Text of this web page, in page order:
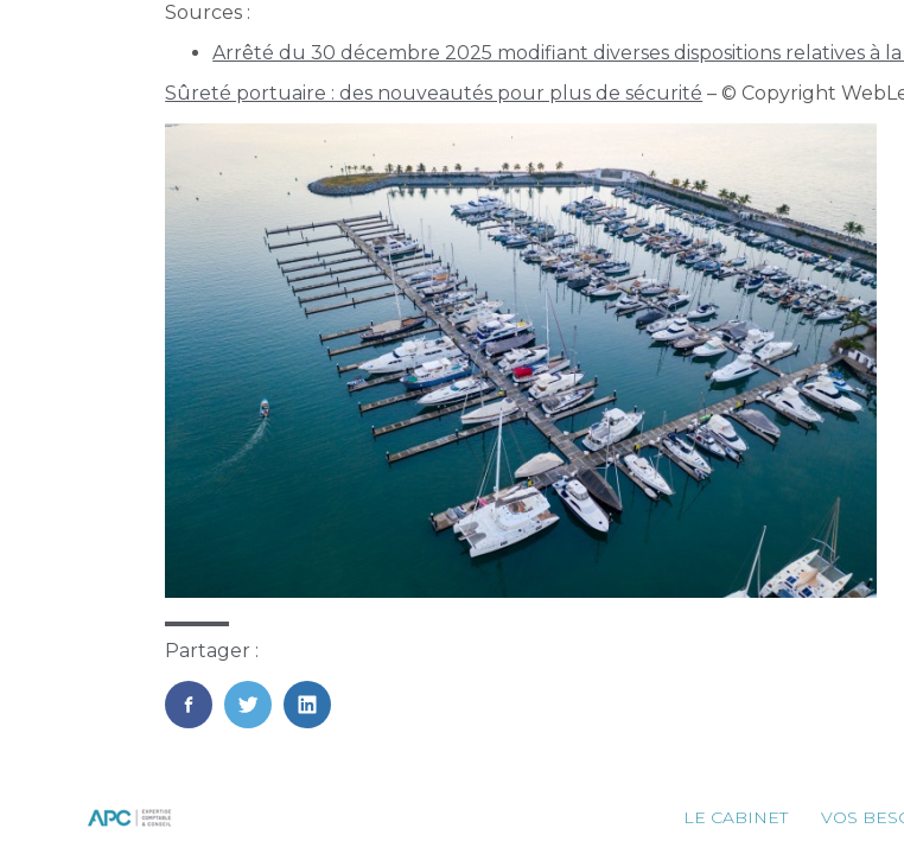
Sources :
Arrêté du 30 décembre 2025 modifiant diverses dispositions relatives à
Sûreté portuaire : des nouveautés pour plus de sécurité – © Copyright
Partager :
FaceBook
TwitterLinkedIn
Footer
LE CABINET VOS